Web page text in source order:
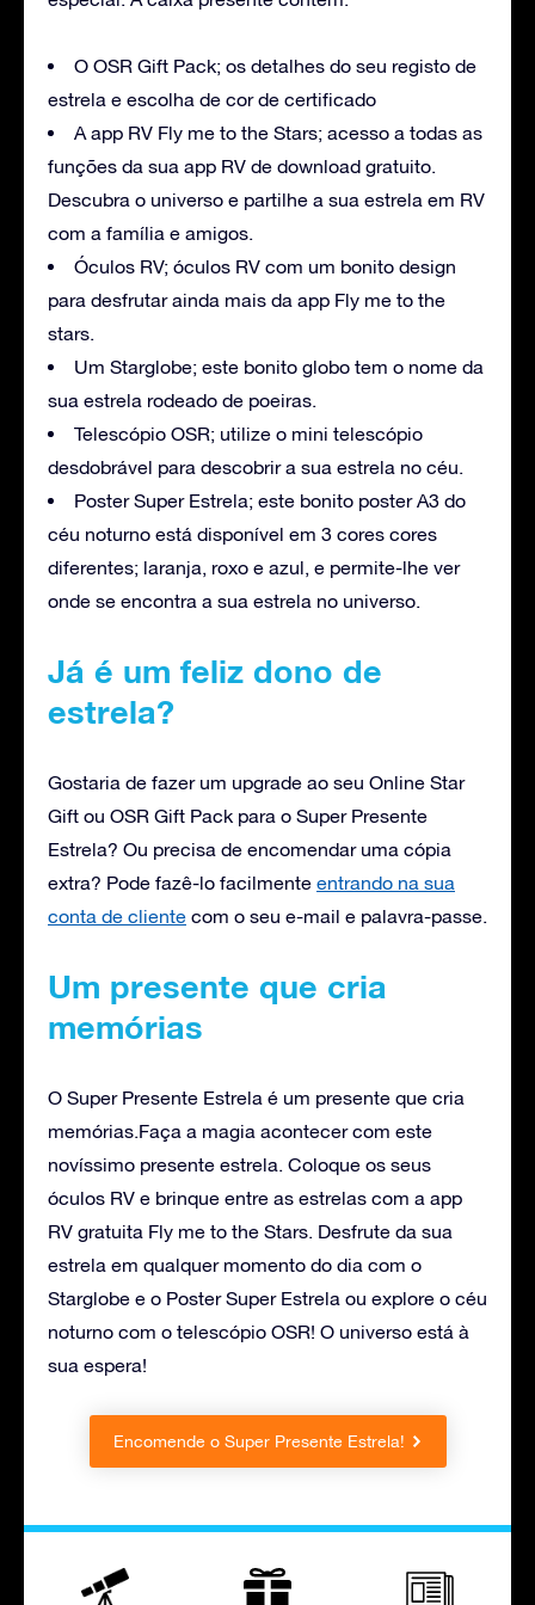
O OSR Gift Pack; os detalhes do seu registo de
estrela e escolha de cor de certificado
A app RV Fly me to the Stars; acesso a todas as
funções da sua app RV de download gratuito.
Descubra o universo e partilhe a sua estrela em RV
com a família e amigos.
Óculos RV; óculos RV com um bonito design
para desfrutar ainda mais da app Fly me to the
stars.
Um Starglobe; este bonito globo tem o nome da
sua estrela rodeado de poeiras.
Telescópio OSR; utilize o mini telescópio
desdobrável para descobrir a sua estrela no céu.
Poster Super Estrela; este bonito poster A3 do
céu noturno está disponível em 3 cores cores
diferentes; laranja, roxo e azul, e permite-lhe ver
onde se encontra a sua estrela no universo.
Já é um feliz dono de
estrela?
Gostaria de fazer um upgrade ao seu Online Star
Gift ou OSR Gift Pack para o Super Presente
Estrela? Ou precisa de encomendar uma cópia
extra? Pode fazê-lo facilmente entrando na sua
conta de cliente com o seu e-mail e palavra-passe.
Um presente que cria
memórias
O Super Presente Estrela é um presente que cria
memórias.Faça a magia acontecer com este
novíssimo presente estrela. Coloque os seus
óculos RV e brinque entre as estrelas com a app
RV gratuita Fly me to the Stars. Desfrute da sua
estrela em qualquer momento do dia com o
Starglobe e o Poster Super Estrela ou explore o céu
noturno com o telescópio OSR! O universo está à
sua espera!
Encomende o Super Presente Estrela!